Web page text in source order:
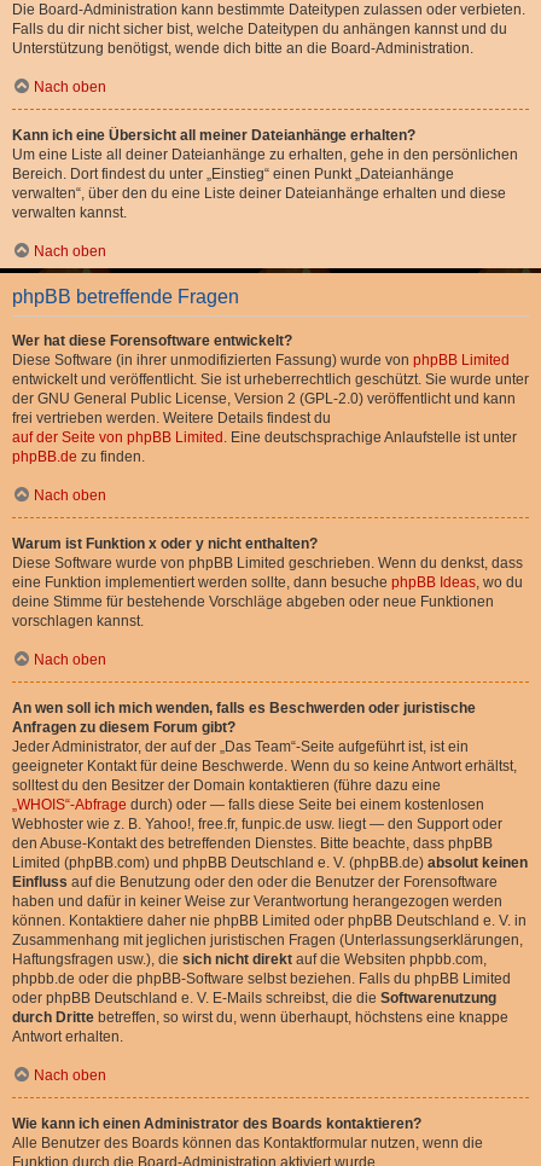
Die Board-Administration kann bestimmte Dateitypen zulassen oder verbieten.
Falls du dir nicht sicher bist, welche Dateitypen du anhängen kannst und du
Unterstützung benötigst, wende dich bitte an die Board-Administration.
Nach oben
Kann ich eine Übersicht all meiner Dateianhänge erhalten?
Um eine Liste all deiner Dateianhänge zu erhalten, gehe in den persönlichen
Bereich. Dort findest du unter „Einstieg“ einen Punkt „Dateianhänge
verwalten“, über den du eine Liste deiner Dateianhänge erhalten und diese
verwalten kannst.
Nach oben
phpBB betreffende Fragen
Wer hat diese Forensoftware entwickelt?
Diese Software (in ihrer unmodifizierten Fassung) wurde von phpBB Limited
entwickelt und veröffentlicht. Sie ist urheberrechtlich geschützt. Sie wurde unter
der GNU General Public License, Version 2 (GPL-2.0) veröffentlicht und kann
frei vertrieben werden. Weitere Details findest du
auf der Seite von phpBB Limited . Eine deutschsprachige Anlaufstelle ist unter
phpBB.de zu finden.
Nach oben
Warum ist Funktion x oder y nicht enthalten?
Diese Software wurde von phpBB Limited geschrieben. Wenn du denkst, dass
eine Funktion implementiert werden sollte, dann besuche phpBB Ideas, wo du
deine Stimme für bestehende Vorschläge abgeben oder neue Funktionen
vorschlagen kannst.
Nach oben
An wen soll ich mich wenden, falls es Beschwerden oder juristische
Anfragen zu diesem Forum gibt?
Jeder Administrator, der auf der „Das Team“-Seite aufgeführt ist, ist ein
geeigneter Kontakt für deine Beschwerde. Wenn du so keine Antwort erhältst,
solltest du den Besitzer der Domain kontaktieren (führe dazu eine
„WHOIS“-Abfrage durch) oder — falls diese Seite bei einem kostenlosen
Webhoster wie z. B. Yahoo!, free.fr, funpic.de usw. liegt — den Support oder
den Abuse-Kontakt des betreffenden Dienstes. Bitte beachte, dass phpBB
Limited (phpBB.com) und phpBB Deutschland e. V. (phpBB.de) absolut keinen
Einfluss auf die Benutzung oder den oder die Benutzer der Forensoftware
haben und dafür in keiner Weise zur Verantwortung herangezogen werden
können. Kontaktiere daher nie phpBB Limited oder phpBB Deutschland e. V. in
Zusammenhang mit jeglichen juristischen Fragen (Unterlassungserklärungen,
Haftungsfragen usw.), die sich nicht direkt auf die Websiten phpbb.com,
phpbb.de oder die phpBB-Software selbst beziehen. Falls du phpBB Limited
oder phpBB Deutschland e. V. E-Mails schreibst, die die Softwarenutzung
durch Dritte betreffen, so wirst du, wenn überhaupt, höchstens eine knappe
Antwort erhalten.
Nach oben
Wie kann ich einen Administrator des Boards kontaktieren?
Alle Benutzer des Boards können das Kontaktformular nutzen, wenn die
Funktion durch die Board-Administration aktiviert wurde.